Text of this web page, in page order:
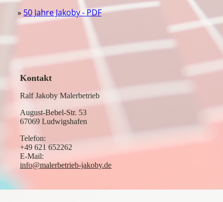
» 50 Jahre Jakoby - PDF
Kontakt
Ralf Jakoby Malerbetrieb
August-Bebel-Str. 53
67069 Ludwigshafen
Telefon:
+49 621 652262
E-Mail:
info@malerbetrieb-jakoby.de